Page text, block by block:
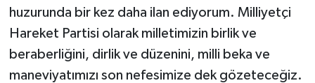
huzurunda bir kez daha ilan ediyorum. Milliyetçi
Hareket Partisi olarak milletimizin birlik ve
beraberliğini, dirlik ve düzenini, milli beka ve
maneviyatımızı son nefesimize dek gözeteceğiz.